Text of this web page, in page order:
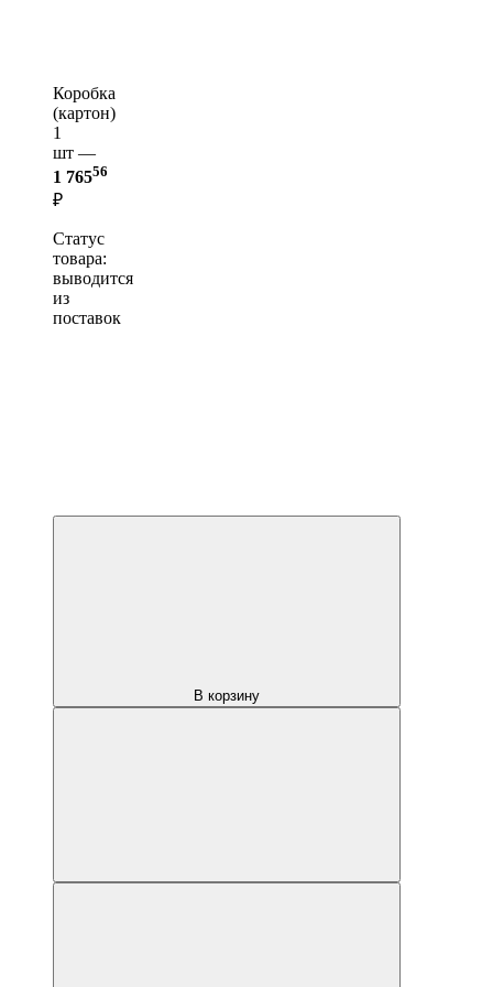
Коробка
(картон)
1
шт —
1 76556
₽
Статус
товара:
выводится
из
поставок
В корзину